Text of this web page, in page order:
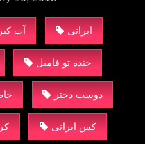
آب ایرانی
جنده تو فامیل
دوست دختر
کس ایرانی